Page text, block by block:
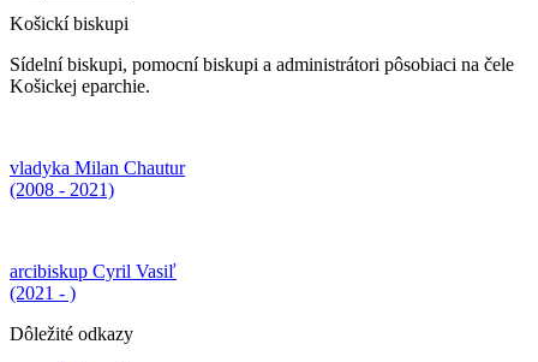
Košickí biskupi
Sídelní biskupi, pomocní biskupi a administrátori pôsobiaci na čele
Košickej eparchie.
vladyka Milan Chautur
(2008 - 2021)
arcibiskup Cyril Vasiľ
(2021 - )
Dôležité odkazy